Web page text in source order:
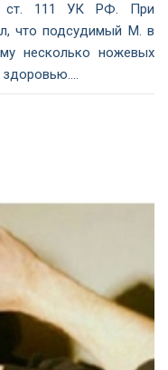
ст. 111 УК РФ. При
что подсудимый М. в
несколько ножевых
здоровью....